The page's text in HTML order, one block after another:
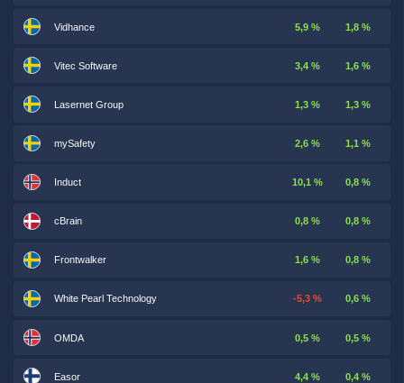
Vidhance 5,9 % 1,8 %
Vitec Software 3,4 % 1,6 %
Lasernet Group 1,3 % 1,3 %
mySafety 2,6 % 1,1 %
Induct 10,1 % 0,8 %
cBrain 0,8 % 0,8 %
Frontwalker 1,6 % 0,8 %
White Pearl Technology -5,3 % 0,6 %
OMDA 0,5 % 0,5 %
Easor 4,4 % 0,4 %